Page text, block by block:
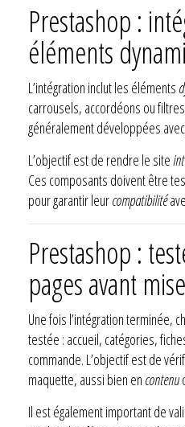
Prestashop :
éléments
L’intégration inclut les éléments
carrousels, accordéons ou
généralement développées avec
L’objectif est de rendre le site
Ces composants doivent être
pour garantir leurcompatibilité
Prestashop :
pages avant
Une fois l’intégration terminée,
testée : accueil, catégories,
commande. L’objectif est de
maquette, aussi bien en contenu
Il est également important de